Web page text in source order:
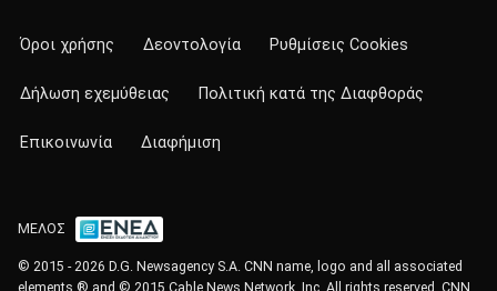
Όροι χρήσης Δεοντολογία Ρυθμίσεις Cookies
Δήλωση εχεμύθειας Πολιτική κατά της Διαφθοράς
Επικοινωνία Διαφήμιση
ΜΕΛΟΣ
© 2015 - 2026 D.G. Newsagency S.A. CNN name, logo and all associated